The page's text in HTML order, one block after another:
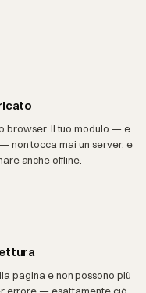
browser. Il tuo modulo — e
non tocca mai un server, e
anche offline.
pagina e non possono più
errore — esattamente ciò